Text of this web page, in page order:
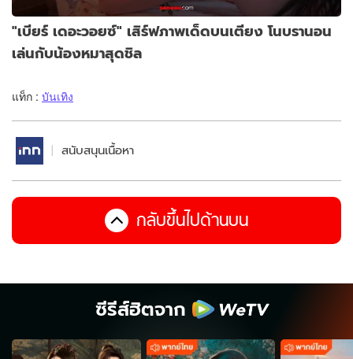
"เบียร์ เดอะวอยซ์" เสิร์ฟภาพเด็ดบนเตียง โนบรานอน
เล่นกับน้องหมาสุดชิล
แท็ก : บันเทิง
สนับสนุนเนื้อหา
กลับขึ้นไปด้านบน
ซีรีส์ฮิตจาก